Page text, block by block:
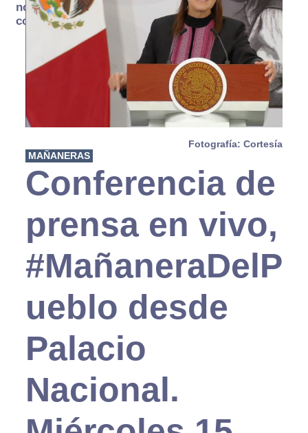
no se
consume
Fotografía: Cortesía
MAÑANERAS
Conferencia de
prensa en vivo,
#MañaneraDelP
ueblo desde
Palacio
Nacional.